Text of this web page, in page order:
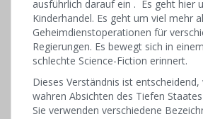
ausführlich darauf ein . Es geht hier
Kinderhandel. Es geht um viel mehr
Geheimdienstoperationen für
Regierungen. Es bewegt sich in
schlechte Science-Fiction erinnert.
Dieses Verständnis ist
wahren Absichten des Tiefen
Sie verwenden verschiedene